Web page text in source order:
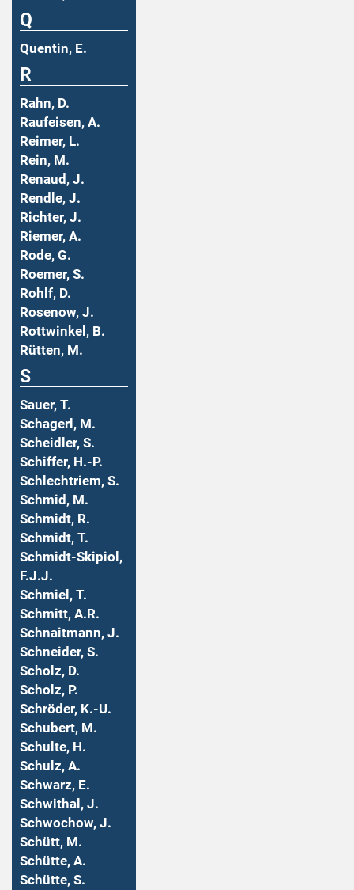
Q
Quentin, E.
R
Rahn, D.
Raufeisen, A.
Reimer, L.
Rein, M.
Renaud, J.
Rendle, J.
Richter, J.
Riemer, A.
Rode, G.
Roemer, S.
Rohlf, D.
Rosenow, J.
Rottwinkel, B.
Rütten, M.
S
Sauer, T.
Schagerl, M.
Scheidler, S.
Schiffer, H.-P.
Schlechtriem, S.
Schmid, M.
Schmidt, R.
Schmidt, T.
Schmidt-Skipiol,
F.J.J.
Schmiel, T.
Schmitt, A.R.
Schnaitmann, J.
Schneider, S.
Scholz, D.
Scholz, P.
Schröder, K.-U.
Schubert, M.
Schulte, H.
Schulz, A.
Schwarz, E.
Schwithal, J.
Schwochow, J.
Schütt, M.
Schütte, A.
Schütte, S.